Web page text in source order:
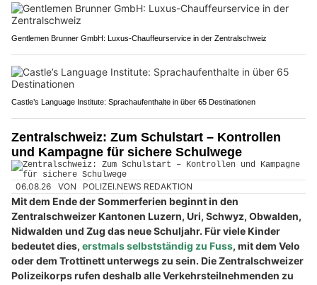
Gentlemen Brunner GmbH: Luxus-Chauffeurservice in der Zentralschweiz
Castle’s Language Institute: Sprachaufenthalte in über 65 Destinationen
Zentralschweiz: Zum Schulstart – Kontrollen
und Kampagne für sichere Schulwege
06.08.26 VON POLIZEI.NEWS REDAKTION
Mit dem Ende der Sommerferien beginnt in den
Zentralschweizer Kantonen Luzern, Uri, Schwyz, Obwalden,
Nidwalden und Zug das neue Schuljahr. Für viele Kinder
bedeutet dies, erstmals selbstständig zu Fuss, mit dem Velo
oder dem Trottinett unterwegs zu sein. Die Zentralschweizer
Polizeikorps rufen deshalb alle Verkehrsteilnehmenden zu